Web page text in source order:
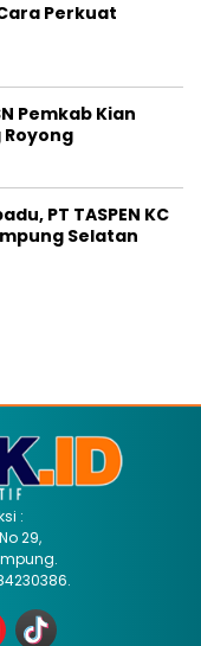
Perkuat
Pemkab Kian
PT TASPEN KC
Selatan
:
29,